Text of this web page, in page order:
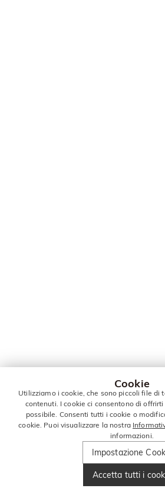
Cookie
Utilizziamo i cookie, che sono piccoli file di
contenuti. I cookie ci consentono di
possibile. Consenti tutti i cookie o
cookie. Puoi visualizzare la nostra
informazioni.
Impostazione
Accetta tutti i